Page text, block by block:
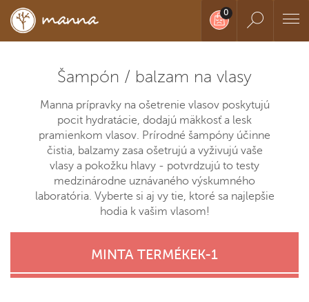
Šampón / balzam na vlasy
Manna prípravky na ošetrenie vlasov poskytujú
pocit hydratácie, dodajú mäkkosť a lesk
pramienkom vlasov. Prírodné šampóny účinne
čistia, balzamy zasa ošetrujú a vyživujú vaše
vlasy a pokožku hlavy - potvrdzujú to testy
medzinárodne uznávaného výskumného
laboratória. Vyberte si aj vy tie, ktoré sa najlepšie
hodia k vašim vlasom!
MINTA TERMÉKEK-1